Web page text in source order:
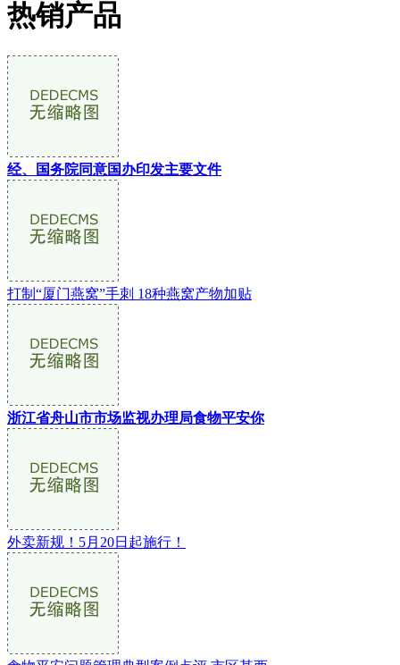
热销产品
经、国务院同意国办印发主要文件
打制“厦门燕窝”手刺 18种燕窝产物加贴
浙江省舟山市市场监视办理局食物平安你
外卖新规！5月20日起施行！